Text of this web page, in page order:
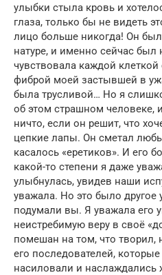
улыбки стыла кровь и
глаза, только бы не видеть
лицо больше никогда! Он
натуре, и именно сейчас был
чувствовала каждой клеткой
фиброй моей застывшей в
была трусливой… Но я
об этом страшном человеке,
ничто, если он решит, что
цепкие лапы. Он сметал
касалось «еретиков». И его
какой-то степени я даже
улыбнулась, увидев наши
уважала. Но это было другое
подумали вы. Я уважала его
неистребимую веру в своё
помешан на том, что творил,
его последователей,
насиловали и